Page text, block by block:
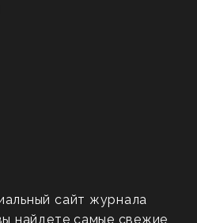
сайт журнала
найдете самые свежие